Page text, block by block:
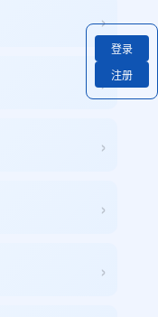
›
›
›
›
›
登录
注册